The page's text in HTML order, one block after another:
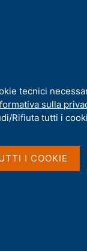
tecnici
sulla
Rifiuta tutti i
I COOKIE